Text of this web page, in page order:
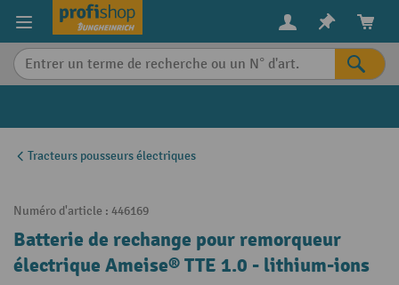
content
Tracteurs pousseurs électriques
Numéro d'article : 446169
Batterie de rechange pour remorqueur
électrique Ameise® TTE 1.0 - lithium-ions